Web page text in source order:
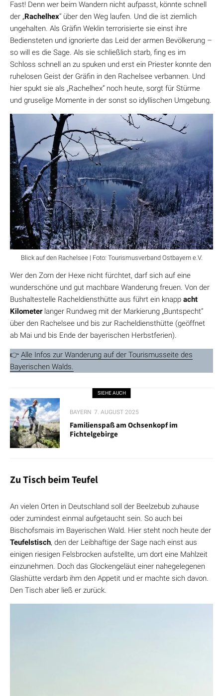
Fast! Denn wer beim Wandern nicht aufpasst, könnte schnell
der „Rachelhex“ über den Weg laufen. Und die ist ziemlich
ungehalten. Als Gräfin Weklin terrorisierte sie einst ihre
Bediensteten und ignorierte das Leid der armen Bevölkerung –
so will es die Sage. Als sie schließlich starb, fing es im
Schloss schnell an zu spuken und erst ein Priester konnte den
ruhelosen Geist der Gräfin in den Rachelsee verbannen. Und
hier spukt sie als „Rachelhex“ noch heute, sorgt für Stürme
und gruselige Momente in der sonst so idyllischen Umgebung.
Blick auf den Rachelsee | Foto: Tourismusverband Ostbayern e.V.
Wer den Zorn der Hexe nicht fürchtet, darf sich auf eine
wunderschöne und gut machbare Wanderung freuen. Von der
Bushaltestelle Racheldiensthütte aus führt ein knapp acht
Kilometer langer Rundweg mit der Markierung „Buntspecht“
über den Rachelsee und bis zur Racheldiensthütte (geöffnet
ab Mai und bis Ende der bayerischen Herbstferien).
👉 Alle Infos zur Wanderung auf der Tourismusseite des
Bayerischen Walds.
SIEHE AUCH
BAYERN 7. AUGUST 2025
Familienspaß am Ochsenkopf im
Fichtelgebirge
Zu Tisch beim Teufel
An vielen Orten in Deutschland soll der Beelzebub zuhause
oder zumindest einmal aufgetaucht sein. So auch bei
Bischofsmais im Bayerischen Wald. Hier steht noch heute der
Teufelstisch, den der Leibhaftige der Sage nach einst aus
einigen riesigen Felsbrocken aufstellte, um dort eine Mahlzeit
einzunehmen. Doch das Glockengeläut einer nahegelegenen
Glashütte verdarb ihm den Appetit und er machte sich davon.
Den Tisch aber ließ er zurück.